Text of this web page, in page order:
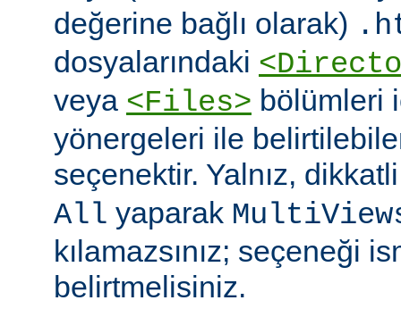
değerine bağlı olarak)
dosyalarındaki
veya <Files> bölümleri
yönergeleri ile
seçenektir. Yalnız,
All yaparak
kılamazsınız; seçeneği
belirtmelisiniz.